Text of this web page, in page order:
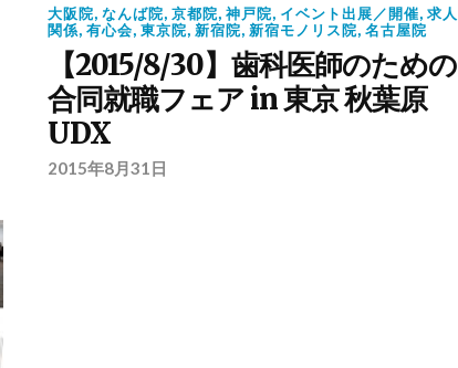
大阪院, なんば院, 京都院, 神戸院, イベント出展／開催, 求人
関係, 有心会, 東京院, 新宿院, 新宿モノリス院, 名古屋院
【2015/8/30】歯科医師のための
合同就職フェア in 東京 秋葉原
UDX
2015年8月31日